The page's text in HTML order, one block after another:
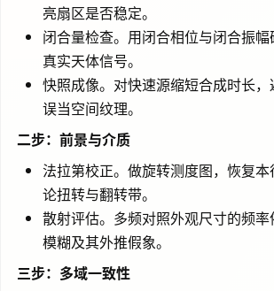
亮扇区是否稳定。
闭合量检查。用闭合相位与闭合振
真实天体信号。
快照成像。对快速源缩短合成时长
误当空间纹理。
二步：前景与介质
法拉第校正。做旋转测度图，恢复
论扭转与翻转带。
散射评估。多频对照外观尺寸的频
模糊及其外推假象。
三步：多域一致性